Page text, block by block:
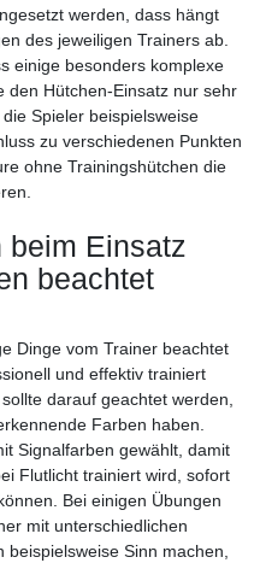
werden, dass hängt
des jeweiligen Trainers ab.
einige besonders komplexe
den Hütchen-Einsatz nur sehr
Spieler beispielsweise
zu verschiedenen Punkten
ohne Trainingshütchen die
beim Einsatz
beachtet
Dinge vom Trainer beachtet
und effektiv trainiert
darauf geachtet werden,
Farben haben.
Signalfarben gewählt, damit
Flutlicht trainiert wird, sofort
Bei einigen Übungen
mit unterschiedlichen
Sinn machen,